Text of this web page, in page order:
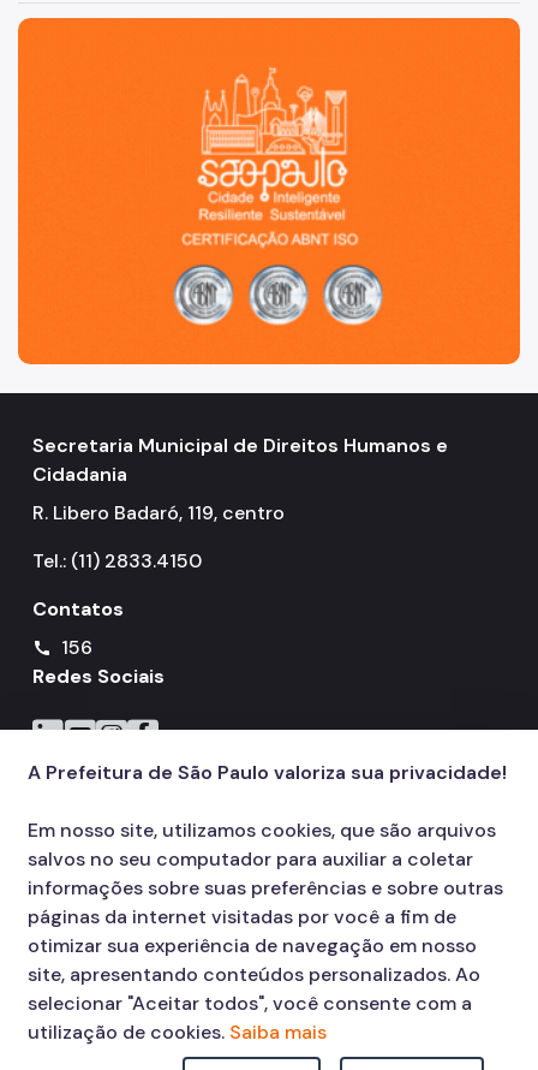
Notícias
Painel da Rede de Direitos Humanos
Sobre Direitos Humanos
Proteção de Dados Pessoais e Privacidade
São Paulo, cidade inteligente, resiliente e sustentável
Secretaria Municipal de Direitos Humanos e
Cidadania
R. Libero Badaró, 119, centro
Tel.: (11) 2833.4150
Contatos
call
156
Redes Sociais
Icone do LinkedIn
Icone do YouTube
Icone do Instagram
Icone do Facebook
A Prefeitura de São Paulo valoriza sua privacidade!
Em nosso site, utilizamos cookies, que são arquivos
salvos no seu computador para auxiliar a coletar
informações sobre suas preferências e sobre outras
páginas da internet visitadas por você a fim de
otimizar sua experiência de navegação em nosso
site, apresentando conteúdos personalizados. Ao
selecionar "Aceitar todos", você consente com a
utilização de cookies. Saiba mais